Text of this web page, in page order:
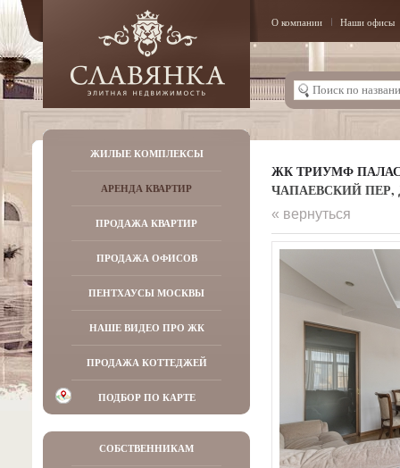
О компании Наши офисы
ЖИЛЫЕ КОМПЛЕКСЫ
АРЕНДА КВАРТИР
ПРОДАЖА КВАРТИР
ПРОДАЖА ОФИСОВ
ПЕНТХАУСЫ МОСКВЫ
НАШЕ ВИДЕО ПРО ЖК
ПРОДАЖА КОТТЕДЖЕЙ
ПОДБОР ПО КАРТЕ
СОБСТВЕННИКАМ
ЖК ТРИУМФ
ЧАПАЕВСКИЙ ПЕР,
« вернуться